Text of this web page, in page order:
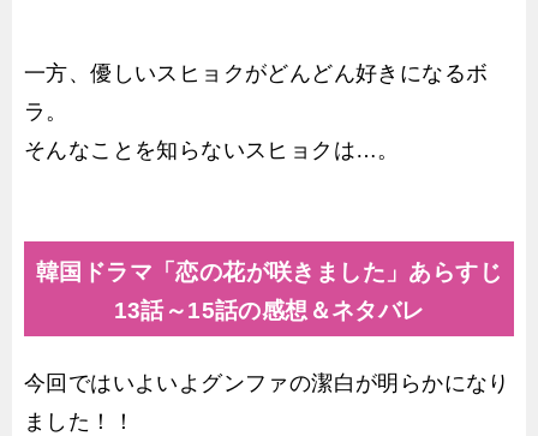
一方、優しいスヒョクがどんどん好きになるボ
ラ。
そんなことを知らないスヒョクは…。
韓国ドラマ「恋の花が咲きました」あらすじ
13話～15話の感想＆ネタバレ
今回ではいよいよグンファの潔白が明らかになり
ました！！